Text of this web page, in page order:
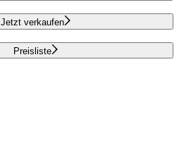
Jetzt verkaufen
Preisliste